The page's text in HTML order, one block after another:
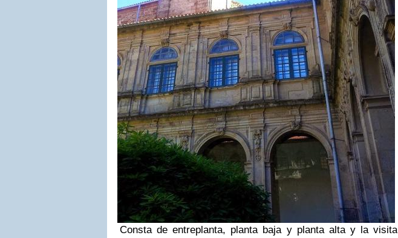
Consta de entreplanta, planta baja y planta alta y la visita